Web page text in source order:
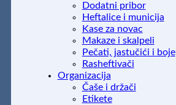
Dodatni pribor
Heftalice i municija
Kase za novac
Makaze i skalpeli
Pečati, jastučići i boje
Rasheftivači
Organizacija
Čaše i držači
Etikete